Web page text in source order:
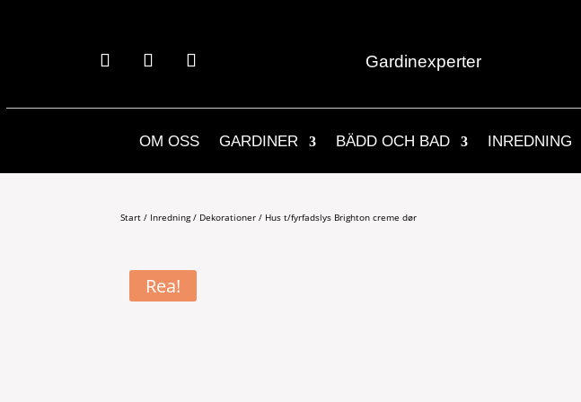
Gardinexperter
OM OSS GARDINER BÄDD OCH BAD INREDNING
Start / Inredning/ Dekorationer / Hus t/fyrfadslys Brighton creme dør
Rea!